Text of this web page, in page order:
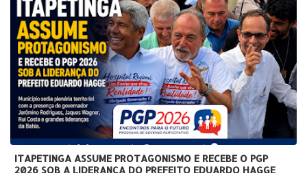
ITAPETINGA ASSUME PROTAGONISMO E RECEBE O PGP
2026 SOB A LIDERANÇA DO PREFEITO EDUARDO HAGGE